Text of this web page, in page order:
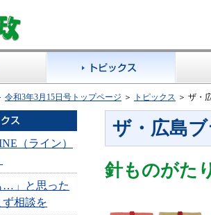
令和3年3月15日号トップページ ＞ トピックス ＞ ザ・
ザ・広島
針ものがた
（ライン）
…」と思った
ず相談を